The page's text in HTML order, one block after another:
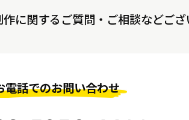
作に関する ご質問・ご相談などござ
電話でのお問い合わせ